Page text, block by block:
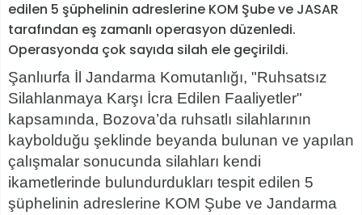
edilen 5 şüphelinin adreslerine KOM Şube ve JASAR
tarafından eş zamanlı operasyon düzenledi.
Operasyonda çok sayıda silah ele geçirildi.
Şanlıurfa İl Jandarma Komutanlığı, "Ruhsatsız
Silahlanmaya Karşı İcra Edilen Faaliyetler"
kapsamında, Bozova’da ruhsatlı silahlarının
kaybolduğu şeklinde beyanda bulunan ve yapılan
çalışmalar sonucunda silahları kendi
ikametlerinde bulundurdukları tespit edilen 5
şüphelinin adreslerine KOM Şube ve Jandarma